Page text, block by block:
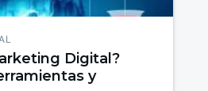
Digital?
y